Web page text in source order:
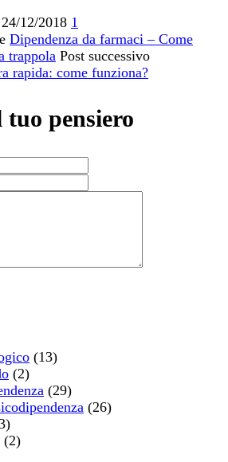
24/12/2018 1
Dipendenza da farmaci – Come
trappola Post successivo
rapida: come funziona?
pensiero
(13)
(2)
(29)
(26)
(2)